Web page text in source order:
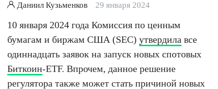
Даниил Кузьменков 29 января 2024
10 января 2024 года Комиссия по ценным
бумагам и биржам США (SEC) утвердила все
одиннадцать заявок на запуск новых спотовых
Биткоин-ETF. Впрочем, данное решение
регулятора также может стать причиной новых